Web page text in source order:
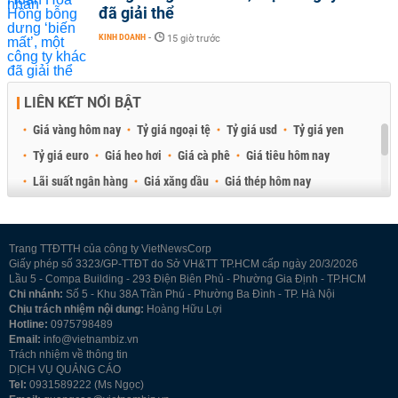
đã giải thể
KINH DOANH - 15 giờ trước
LIÊN KẾT NỔI BẬT
Giá vàng hôm nay Tỷ giá ngoại tệ Tỷ giá usd
Tỷ giá yen
Tỷ giá euro
Giá heo hơi Giá cà phê
Giá tiêu hôm nay
Lãi suất ngân hàng
Giá xăng dầu
Giá thép hôm nay
Trang TTĐTTH của công ty VietNewsCorp
Giấy phép số 3323/GP-TTĐT do Sở VH&TT TP.HCM cấp ngày 20/3/2026
Lầu 5 - Compa Building - 293 Điện Biên Phủ - Phường Gia Định - TP.HCM
Chi nhánh: Số 5 - Khu 38A Trần Phú - Phường Ba Đình - TP. Hà Nội
Chịu trách nhiệm nội dung: Hoàng Hữu Lợi
Hotline: 0975798489
Email: info@vietnambiz.vn
Trách nhiệm về thông tin
DỊCH VỤ QUẢNG CÁO
Tel: 0931589222 (Ms Ngọc)